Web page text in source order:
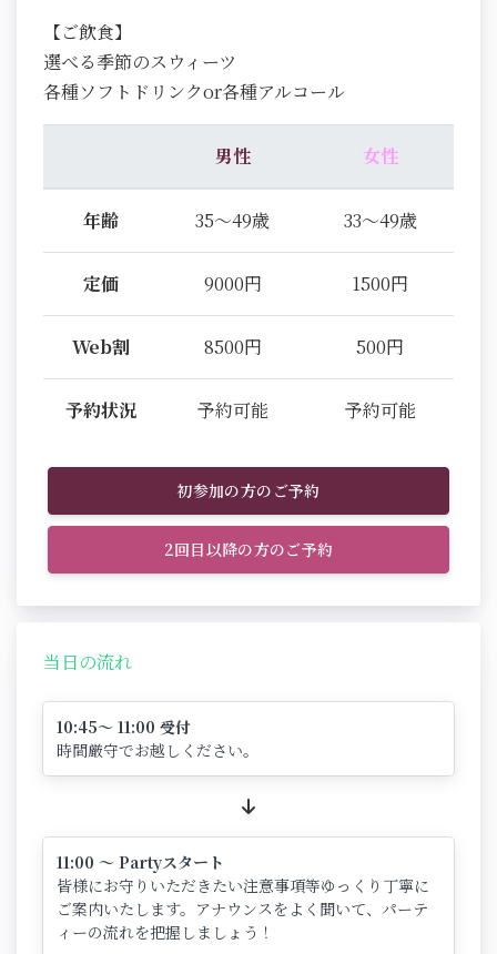
【ご飲食】
選べる季節のスウィーツ
各種ソフトドリンクor各種アルコール
男性 女性
年齢 35～49歳 33～49歳
定価 9000円 1500円
Web割 8500円 500円
予約状況 予約可能 予約可能
初参加の方のご予約
2回目以降の方のご予約
当日の流れ
10:45～ 11:00 受付
時間厳守でお越しください。
11:00 ～ Partyスタート
皆様にお守りいただきたい注意事項等ゆっくり丁寧に
ご案内いたします。アナウンスをよく聞いて、パーテ
ィーの流れを把握しましょう！